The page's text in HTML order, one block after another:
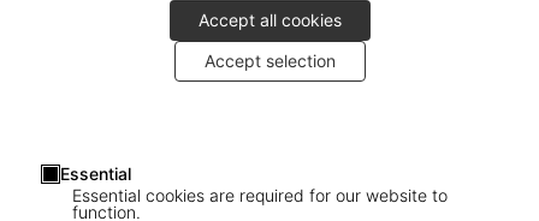
Accept all cookies
Accept selection
Essential
Essential cookies are required for our website to
function.